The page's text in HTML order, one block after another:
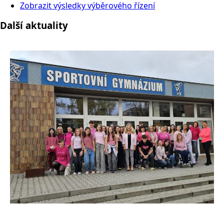
Zobrazit výsledky výběrového řízení
Další aktuality